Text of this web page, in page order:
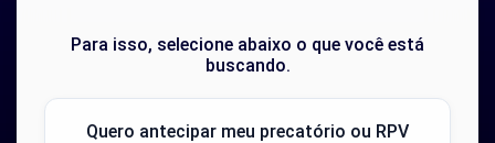
Para isso, selecione abaixo o que você está
buscando.
Quero antecipar meu precatório ou RPV